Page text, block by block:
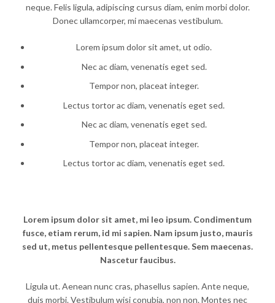
neque. Felis ligula, adipiscing cursus diam, enim morbi dolor.
Donec ullamcorper, mi maecenas vestibulum.
Lorem ipsum dolor sit amet, ut odio.
Nec ac diam, venenatis eget sed.
Tempor non, placeat integer.
Lectus tortor ac diam, venenatis eget sed.
Nec ac diam, venenatis eget sed.
Tempor non, placeat integer.
Lectus tortor ac diam, venenatis eget sed.
Lorem ipsum dolor sit amet, mi leo ipsum. Condimentum
fusce, etiam rerum, id mi sapien. Nam ipsum justo, mauris
sed ut, metus pellentesque pellentesque. Sem maecenas.
Nascetur faucibus.
Ligula ut. Aenean nunc cras, phasellus sapien. Ante neque,
duis morbi. Vestibulum wisi conubia, non non. Montes nec